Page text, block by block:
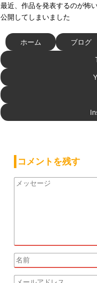
最近、作品を発表するのが怖
公開してしまいました
ホーム ブログ
コメントを残す